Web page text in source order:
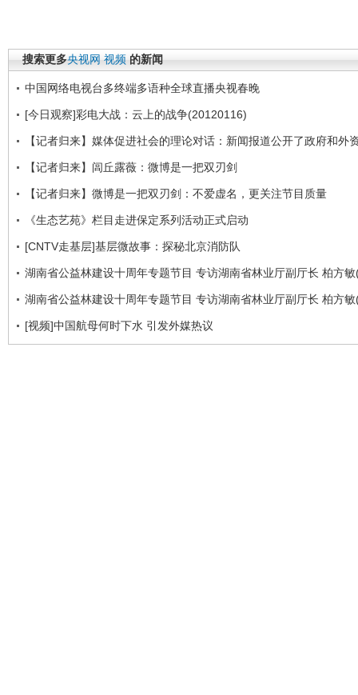
搜索更多央视网 视频 的新闻
中国网络电视台多终端多语种全球直播央视春晚
[今日观察]彩电大战：云上的战争(20120116)
【记者归来】媒体促进社会的理论对话：新闻报道公开了政府和外
【记者归来】闾丘露薇：微博是一把双刃剑
【记者归来】微博是一把双刃剑：不爱虚名，更关注节目质量
《生态艺苑》栏目走进保定系列活动正式启动
[CNTV走基层]基层微故事：探秘北京消防队
湖南省公益林建设十周年专题节目 专访湖南省林业厅副厅长 柏方
湖南省公益林建设十周年专题节目 专访湖南省林业厅副厅长 柏方
[视频]中国航母何时下水 引发外媒热议